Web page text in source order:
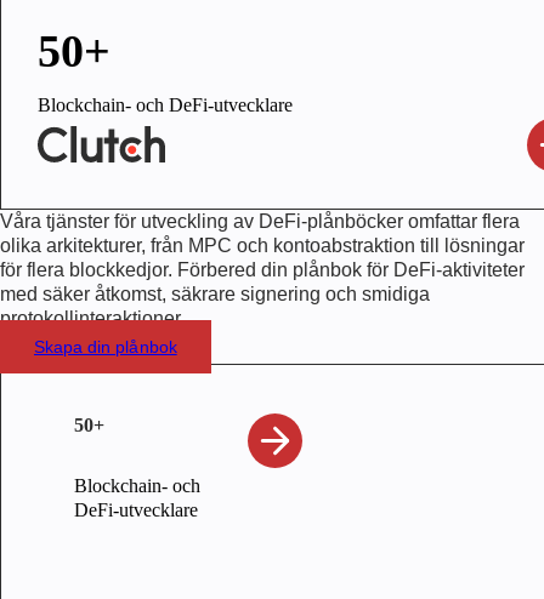
50+
Blockchain- och DeFi-utvecklare
Våra tjänster för utveckling av DeFi-plånböcker omfattar flera
olika arkitekturer, från MPC och kontoabstraktion till lösningar
för flera blockkedjor. Förbered din plånbok för DeFi-aktiviteter
med säker åtkomst, säkrare signering och smidiga
protokollinteraktioner.
Skapa din plånbok
50+
Blockchain- och
DeFi-utvecklare